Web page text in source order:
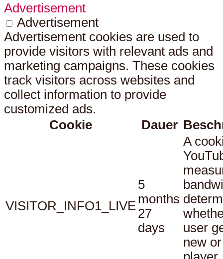
Advertisement
Advertisement
Advertisement cookies are used to
provide visitors with relevant ads and
marketing campaigns. These cookies
track visitors across websites and
collect information to provide
customized ads.
Cookie
Dauer
VISITOR_INFO1_LIVE
5
months
27
days
A
user
new